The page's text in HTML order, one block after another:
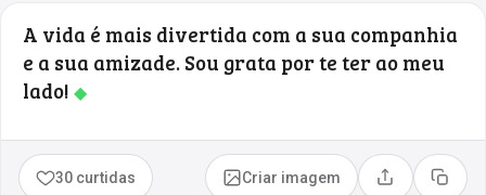
A vida é mais divertida com a sua companhia
e a sua amizade. Sou grata por te ter ao meu
lado! ◆
30 curtidas Criar imagem Compartilhar
Copiar